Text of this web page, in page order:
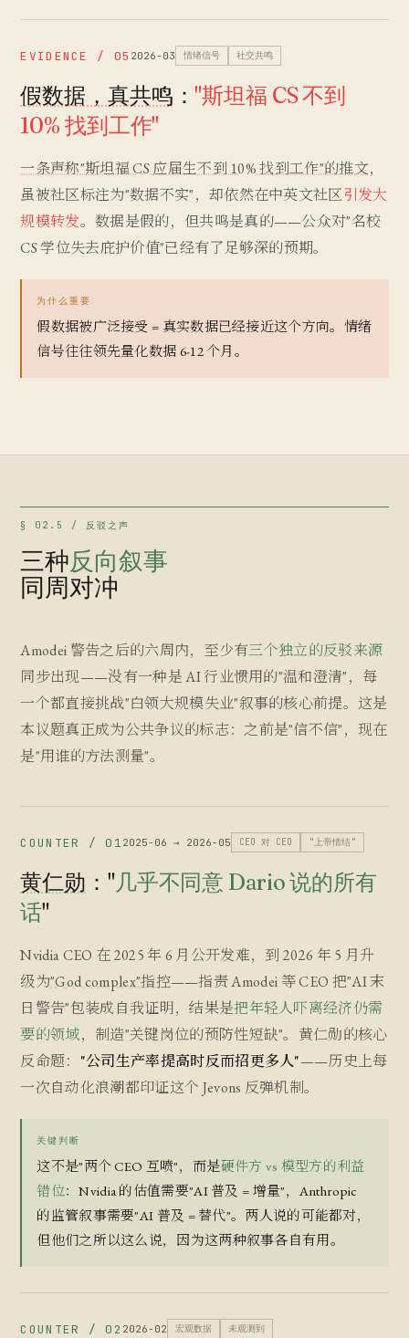
EVIDENCE / 05 2026-03 情绪信号 社交共鸣
假数据，真共鸣 ："斯坦福 CS 不到
10% 找到工作"
一条声称"斯坦福 CS 应届生不到 10% 找到工作"的推文，
虽被社区标注为"数据不实"，却依然在中英文社区引发大
规模转发。数据是假的，但共鸣是真的——公众对"名校
CS 学位失去庇护价值"已经有了足够深的预期。
为什么重要
假数据被广泛接受 = 真实数据已经接近这个方向。情绪
信号往往领先量化数据 6-12 个月。
§ 02.5 / 反驳之声
三种反向叙事
同周对冲
Amodei 警告之后的六周内，至少有三个独立的反驳来源
同步出现——没有一种是 AI 行业惯用的"温和澄清"，每
一个都直接挑战"白领大规模失业"叙事的核心前提。这是
本议题真正成为公共争议的标志：之前是"信不信"，现在
是"用谁的方法测量"。
COUNTER / 01 2025-06 → 2026-05 CEO 对 CEO "上帝情结"
黄仁勋 ："几乎不同意 Dario 说的所有
话"
Nvidia CEO 在 2025 年 6 月公开发难，到 2026 年 5 月升
级为"God complex"指控——指责 Amodei 等 CEO 把"AI 末
日警告"包装成自我证明，结果是把年轻人吓离经济仍需
要的领域，制造"关键岗位的预防性短缺"。黄仁勋的核心
反命题： "公司生产率提高时反而招更多人"——历史上每
一次自动化浪潮都印证这个 Jevons 反弹机制。
关键判断
这不是"两个 CEO 互喷"，而是硬件方 vs 模型方的利益
错位：Nvidia 的估值需要"AI 普及 = 增量"，Anthropic
的监管叙事需要"AI 普及 = 替代"。两人说的可能都对，
但他们之所以这么说，因为这两种叙事各自有用。
COUNTER / 02 2026-02 宏观数据 未观测到